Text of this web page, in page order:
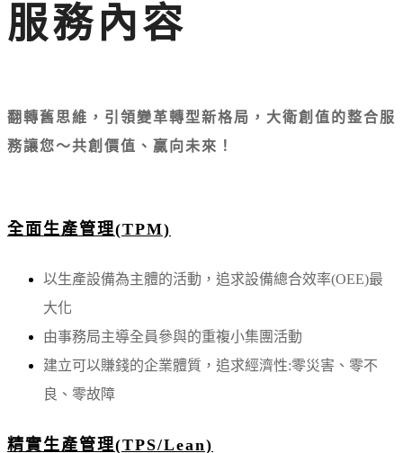
服務內容
翻轉舊思維，引領變革轉型新格局，大衛創值的整合服
務讓您～共創價值、贏向未來！
全面生產管理(TPM)
以生產設備為主體的活動，追求設備總合效率(OEE)最
大化
由事務局主導全員參與的重複小集團活動
建立可以賺錢的企業體質，追求經濟性:零災害、零不
良、零故障
精實生產管理(TPS/Lean)